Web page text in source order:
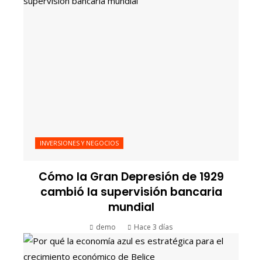
INVERSIONES Y NEGOCIOS
Cómo la Gran Depresión de 1929
cambió la supervisión bancaria
mundial
demo Hace 3 días